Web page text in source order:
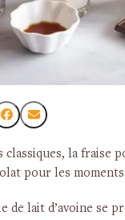
classiques, la fraise
pour les moments
de lait d’avoine se